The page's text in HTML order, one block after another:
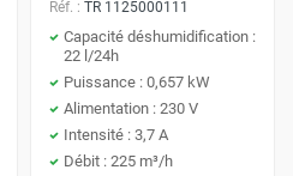
Réf. : TR 1125000111
Capacité déshumidification :
22 l/24h
Puissance : 0,657 kW
Alimentation : 230 V
Intensité : 3,7 A
Débit : 225 m³/h